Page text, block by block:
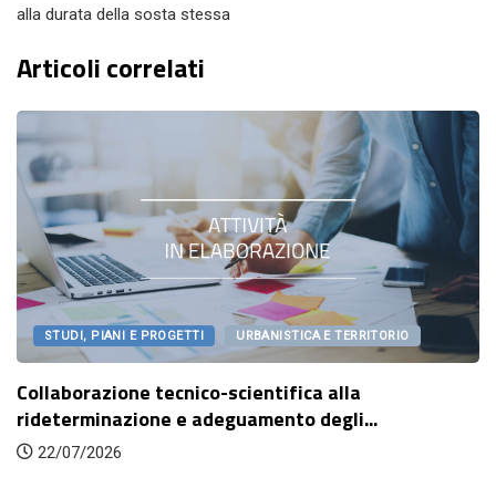
alla durata della sosta stessa
Articoli correlati
STUDI, PIANI E PROGETTI URBANISTICA E TERRITORIO
Collaborazione tecnico-scientifica alla
rideterminazione e adeguamento degli...
22/07/2026